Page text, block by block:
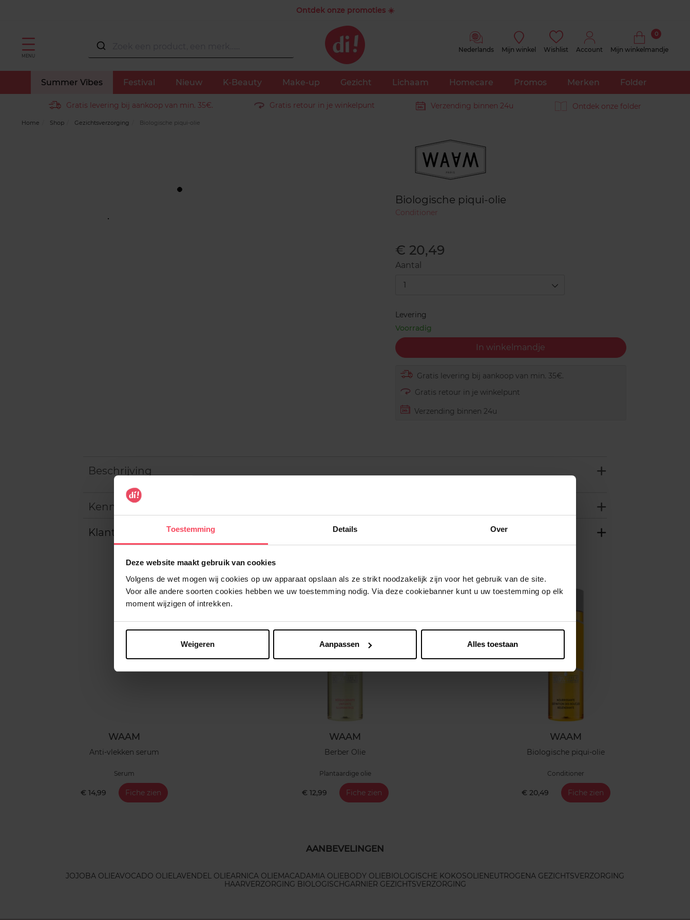
Toestemming Details Over
Deze website maakt gebruik van cookies
Volgens de wet mogen wij cookies op uw apparaat opslaan als ze strikt noodzakelijk zijn voor het gebruik van de site.
Voor alle andere soorten cookies hebben we uw toestemming nodig. Via deze cookiebanner kunt u uw toestemming op elk
moment wijzigen of intrekken.
Weigeren Aanpassen Alles toestaan
Ontdek onze promoties ☀️
MENU
Nederlands Mijn winkel Wishlist Account Mijn winkelmandje
0
Summer Vibes Festival Nieuw K-Beauty Make-up Gezicht Lichaam Homecare Promos Merken Folder
Gratis levering bij aankoop van min. 35€. Gratis retour in je winkelpunt Verzending binnen 24u Ontdek onze folder
Home Shop Gezichtsverzorging Biologische piqui-olie
Biologische piqui-olie
Conditioner
€ 20,49
Aantal
1
Levering
Voorradig
In winkelmandje
Gratis levering bij aankoop van min. 35€.
Gratis retour in je winkelpunt
Verzending binnen 24u
Beschrijving
Kenmerken
Klantereview
WAAM
Anti-vlekken serum
Serum
€ 14,99 Fiche zien
Web Exclusief
WAAM
Berber Olie
Plantaardige olie
€ 12,99 Fiche zien
WAAM
Biologische piqui-olie
Conditioner
€ 20,49 Fiche zien
AANBEVELINGEN
JOJOBA OLIEAVOCADO OLIELAVENDEL OLIEARNICA OLIEMACADAMIA OLIEBODY OLIEBIOLOGISCHE KOKOSOLIENEUTROGENA GEZICHTSVERZORGING
HAARVERZORGING BIOLOGISCHGARNIER GEZICHTSVERZORGING